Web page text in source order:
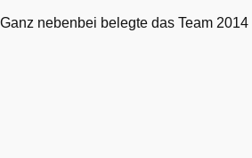
nebenbei belegte das Team